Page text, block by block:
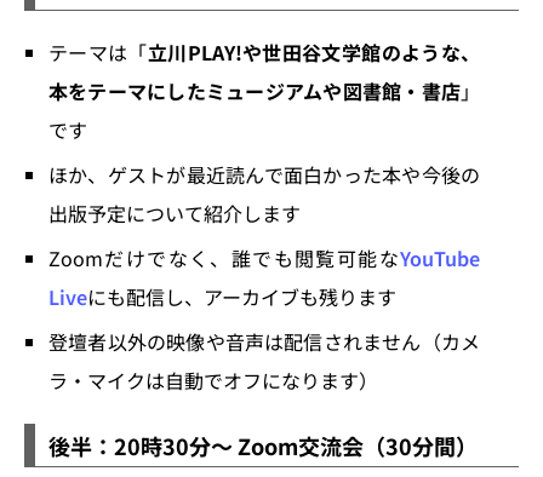
テーマは「立川PLAY!や世田谷文学館のような、
本をテーマにしたミュージアムや図書館・書店」
です
ほか、ゲストが最近読んで面白かった本や今後の
出版予定について紹介します
Zoomだけでなく、誰でも閲覧可能なYouTube
Liveにも配信し、アーカイブも残ります
登壇者以外の映像や音声は配信されません（カメ
ラ・マイクは自動でオフになります）
後半：20時30分～ Zoom交流会（30分間）